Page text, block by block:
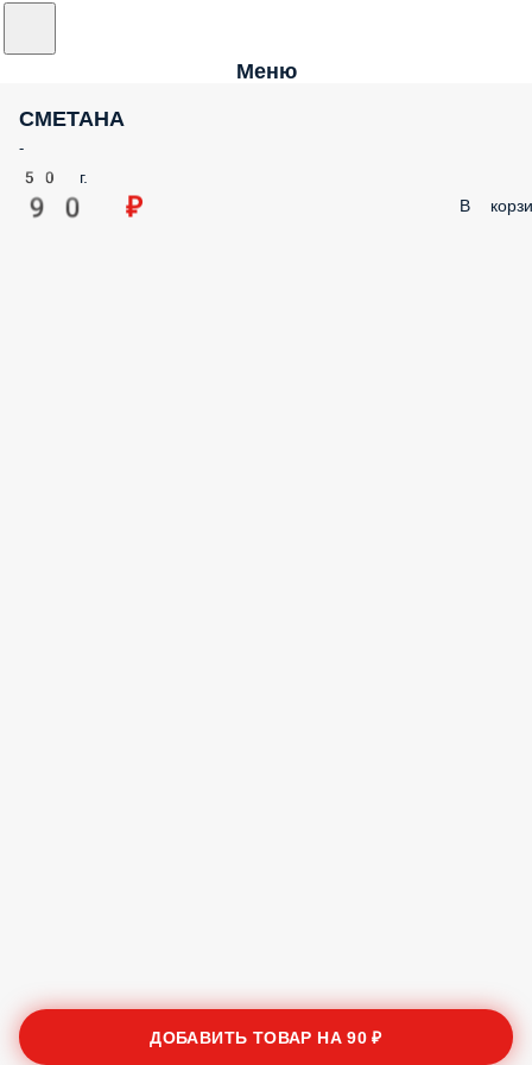
Меню
СМЕТАНА
-
50 г.
90 ₽ В
ДОБАВИТЬ ТОВАР НА90 ₽